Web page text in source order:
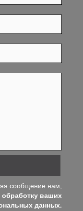
сообщение нам,
обработку ваших
данных.